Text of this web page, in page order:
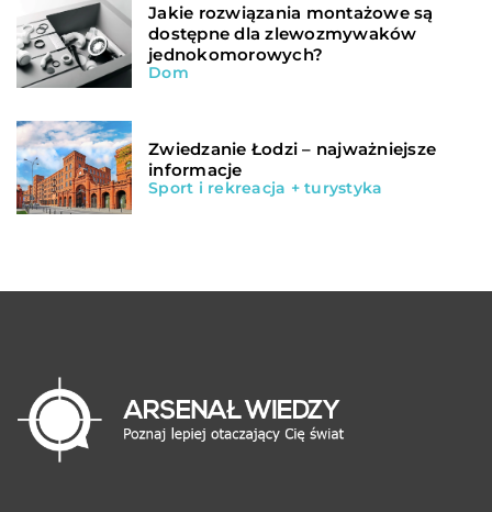
Jakie rozwiązania montażowe są
dostępne dla zlewozmywaków
jednokomorowych?
Dom
Zwiedzanie Łodzi – najważniejsze
informacje
Sport i rekreacja + turystyka